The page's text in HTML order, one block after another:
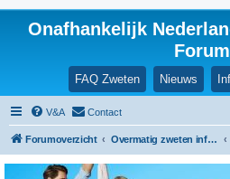
Onafhankelijk
Forum
FAQ Zweten Nieuws
V&A Contact
Forumoverzicht Overmatig zweten informatie en ervaringen